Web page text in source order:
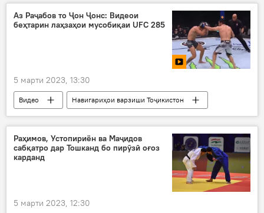
Темур Раҳимов
Комроншоҳ Устопириён
медал
биринҷӣ
Аз Раҷабов то Ҷон Ҷонс: Видеои
беҳтарин лаҳзаҳои мусобиқаи UFC 285
5 марти 2023, 13:30
Видео
Навигариҳои варзиши Тоҷикистон
мусобиқа
Лоиқ Раҷабов размикор
Раҳимов, Устопириён ва Маҷидов
сабқатро дар Тошканд бо пирӯзӣ оғоз
карданд
5 марти 2023, 12:30